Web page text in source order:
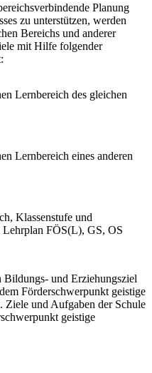
Planung
zu unterstützen, werden
Bereichs und anderer
mit Hilfe folgender
Lernbereich des gleichen
Lernbereich eines anderen
Klassenstufe und
FÖS(L), GS, OS
Bildungs- und Erziehungsziel
Förderschwerpunkt geistige
Ziele und Aufgaben der Schule
geistige